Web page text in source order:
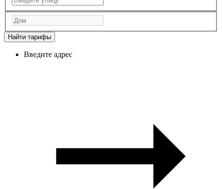
Найти тарифы
Введите адрес